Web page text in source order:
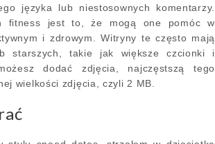
języka lub niestosownych komentarzy.
fitness jest to, że mogą one pomóc w
i zdrowym. Witryny te często mają
starszych, takie jak większe czcionki i
dodać zdjęcia, najczęstszą tego
wielkości zdjęcia, czyli 2 MB.